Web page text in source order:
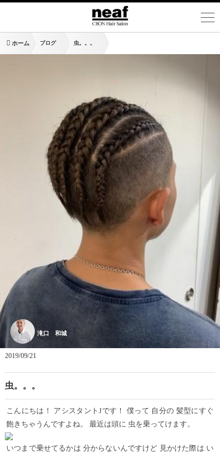
ホーム ブログ 虫。。。
滝口 和城
2019/09/21
虫。。。
こんにちは！ アシスタントJです！ 僕って 自分の 髪型にすぐ
飽きちゃうんですよね。 最近は頭に 虫を乗ってけます。
いつまで乗せてるかは 分からないんですけど 見かけた際は い